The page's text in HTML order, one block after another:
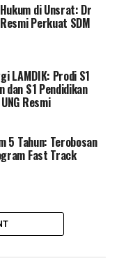
pimpinan
universitas
UNG, dan
Dimulai 15
di Unsrat: Dr
Perkuat SDM
LAMDIK: Prodi S1
dan S1 Pendidikan
Resmi
5 Tahun: Terobosan
Fast Track